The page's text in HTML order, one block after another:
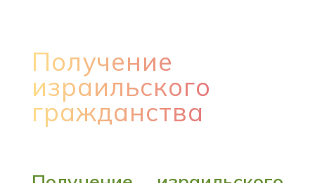
Получение
израильского
гражданства